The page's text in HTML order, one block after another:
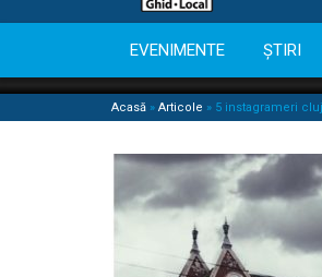
EVENIMENTE ȘTIRI
Acasă » Articole » 5 instagrameri